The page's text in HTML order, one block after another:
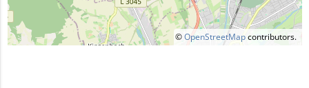
©OpenStreetMapcontributors.